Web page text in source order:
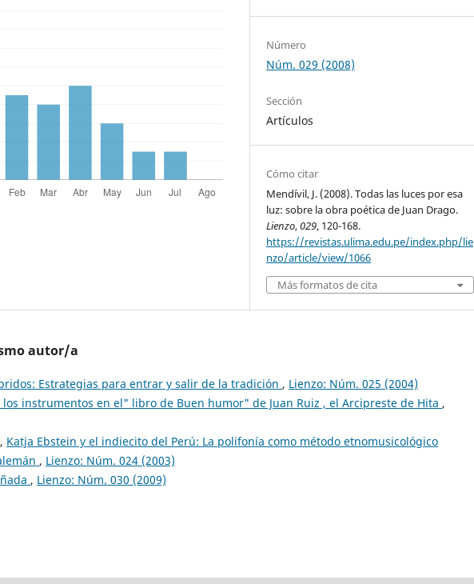
Número
Núm. 029 (2008)
Sección
Artículos
Cómo citar
Mendívil, J. (2008). Todas las luces por esa
luz: sobre la obra poética de Juan Drago.
Lienzo,029, 120-168.
https://revistas.ulima.edu.pe/index.php/lie
nzo/article/view/1066
Más formatos de cita
autor/a
Estrategias para entrar y salir de la tradición , Lienzo: Núm. 025 (2004)
los instrumentos en el" libro de Buen humor" de Juan Ruiz , el Arcipreste de Hita ,
Katja Ebstein y el indiecito del Perú: La polifonía como método etnomusicológico
, Lienzo: Núm. 024 (2003)
, Lienzo: Núm. 030 (2009)